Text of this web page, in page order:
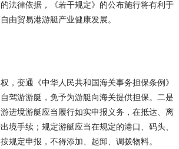
律依据，《若干规定》的公布施行将有利于
由贸易港游艇产业健康发展。
变通《中华人民共和国海关事务担保条例》
驾游游艇，免予为游艇向海关提供担保。二是
进境游艇应当履行如实申报义务，在抵达、离
境手续；规定游艇应当在规定的港口、码头、
规定申报，不得添加、起卸、调拨物料。